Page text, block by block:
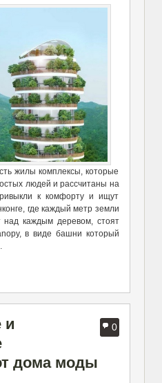
жилы комплексы, которые
людей и рассчитаны на
к комфорту и ищут
где каждый метр земли
над каждым деревом, стоят
в виде башни который
0
и
дома моды